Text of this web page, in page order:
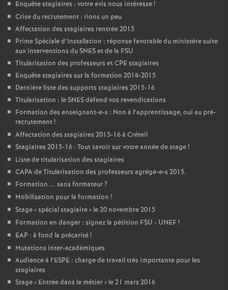
Enquête stagiaires : votre avis nous intéresse!
Crise du recrutement : rions un peu
Affectation des stagiaires rentrée 2015
Prime Spéciale d’Installation : réponse favorable du ministère suite
aux interventions duSNESet de la FSU
Titularisation des professeurs etCPE stagiaires
Enquête stagiaires sur la formation 2014-2015
Dernière liste des supports stagiaires 2015-16
Titularisation : leSNESdéfend vos revendications
Formation des enseignant-e-s : Non à l’apprentissage, oui au pré-
recrutement!
Affectation des stagiaires 2015-16 à Créteil
Stagiaires 2015-16 : Tout savoir sur votre année de stage!
Liste de titularisation des stagiaires
CAPAde Titularisation des professeurs agrégé-e-s 2015.
Formation ... sans formateur?
Mobilisation pour la formation !
Stage «spécial stagiaire» le 20 novembre 2015
Formation en danger : signez la pétition FSU - UNEF!
EAP : à fond la précarité!
Mutations inter-académiques
Audience à l’ESPE : charge de travail très importante pour les
stagiaires
Stage « Entrée dans le métier» le 21 mars 2016